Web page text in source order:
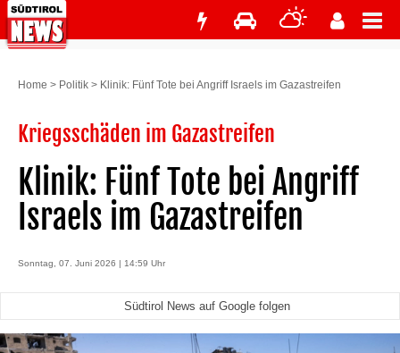
Home > Politik > Klinik: Fünf Tote bei Angriff Israels im Gazastreifen
Kriegsschäden im Gazastreifen
Klinik: Fünf Tote bei Angriff
Israels im Gazastreifen
Sonntag, 07. Juni 2026 | 14:59 Uhr
Südtirol News auf Google folgen